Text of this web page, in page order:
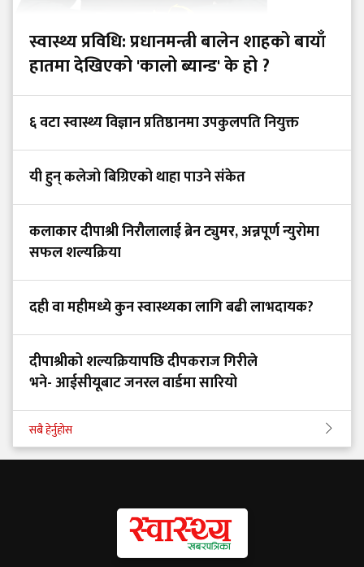
स्वास्थ्य प्रविधि: प्रधानमन्त्री बालेन शाहको बायाँ
हातमा देखिएको 'कालो ब्यान्ड' के हो ?
६ वटा स्वास्थ्य विज्ञान प्रतिष्ठानमा उपकुलपति नियुक्त
यी हुन् कलेजो बिग्रिएको थाहा पाउने संकेत
कलाकार दीपाश्री निरौलालाई ब्रेन ट्युमर, अन्नपूर्ण न्युरोमा
सफल शल्यक्रिया
दही वा महीमध्ये कुन स्वास्थ्यका लागि बढी लाभदायक?
दीपाश्रीको शल्यक्रियापछि दीपकराज गिरीले
भने- आईसीयूबाट जनरल वार्डमा सारियो
सबै हेर्नुहोस